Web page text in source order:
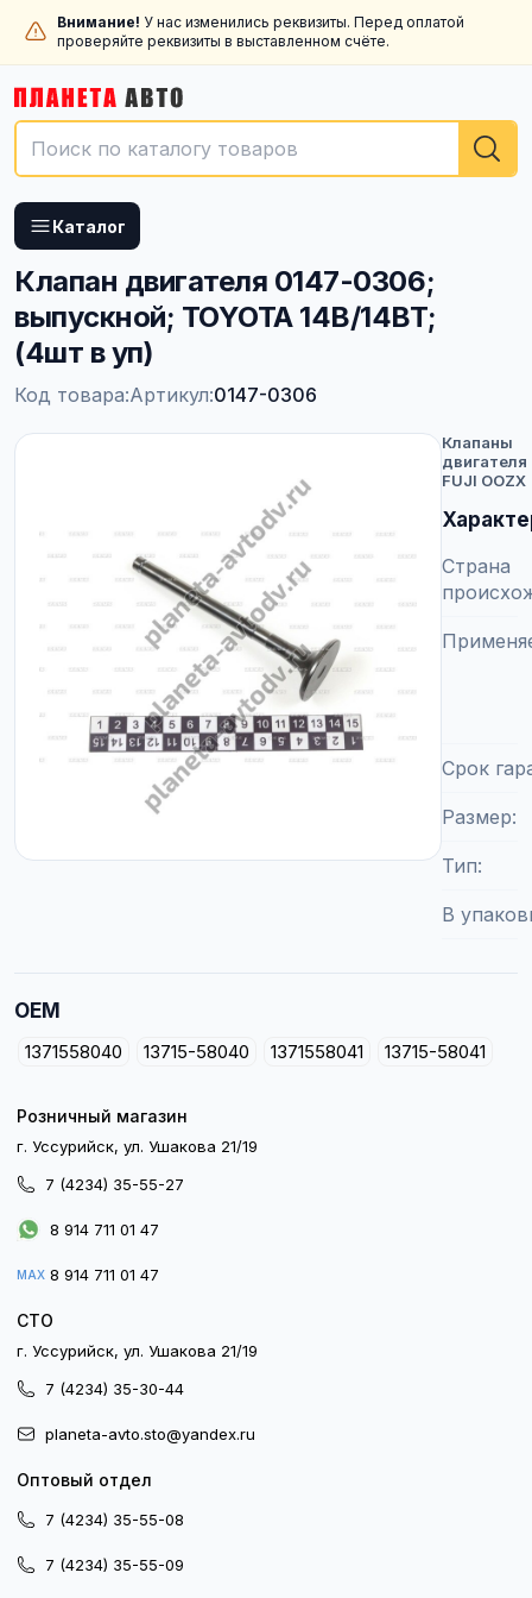
Внимание! У нас изменились реквизиты. Перед оплатой
проверяйте реквизиты в выставленном счёте.
Каталог
Клапан двигателя 0147-0306;
выпускной; TOYOTA 14B/14BT;
(4шт в уп)
Код товара:Артикул:0147-0306
Клапаны
двигателя
FUJI OOZX
Страна
Срок
Размер
Тип
В
OEM
1371558040 13715-58040 1371558041 13715-58041
Розничный магазин
г. Уссурийск, ул. Ушакова 21/19
7 (4234) 35-55-27
8 914 711 01 47
MAX 8 914 711 01 47
СТО
г. Уссурийск, ул. Ушакова 21/19
7 (4234) 35-30-44
planeta-avto.sto@yandex.ru
Оптовый отдел
7 (4234) 35-55-08
7 (4234) 35-55-09